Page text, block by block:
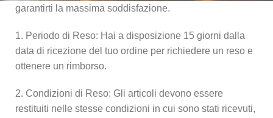
garantirti la massima soddisfazione.
1. Periodo di Reso: Hai a disposizione 15 giorni dalla
data di ricezione del tuo ordine per richiedere un reso e
ottenere un rimborso.
2. Condizioni di Reso: Gli articoli devono essere
restituiti nelle stesse condizioni in cui sono stati ricevuti,